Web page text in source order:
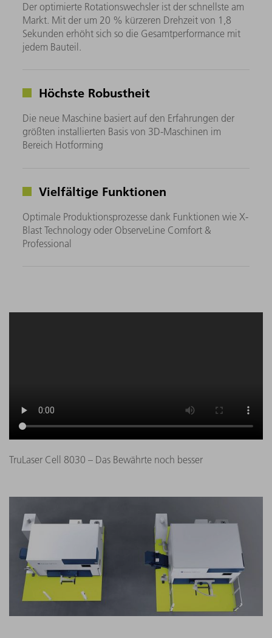
Der optimierte Rotationswechsler ist der schnellste am
Markt. Mit der um 20 % kürzeren Drehzeit von 1,8
Sekunden erhöht sich so die Gesamtperformance mit
jedem Bauteil.
Höchste Robustheit
Die neue Maschine basiert auf den Erfahrungen der
größten installierten Basis von 3D-Maschinen im
Bereich Hotforming
Vielfältige Funktionen
Optimale Produktionsprozesse dank Funktionen wie X-
Blast Technology oder ObserveLine Comfort &
Professional
TruLaser Cell 8030 – Das Bewährte noch besser